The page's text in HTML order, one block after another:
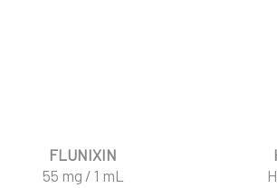
FLUNIXIN
55 mg / 1 mL